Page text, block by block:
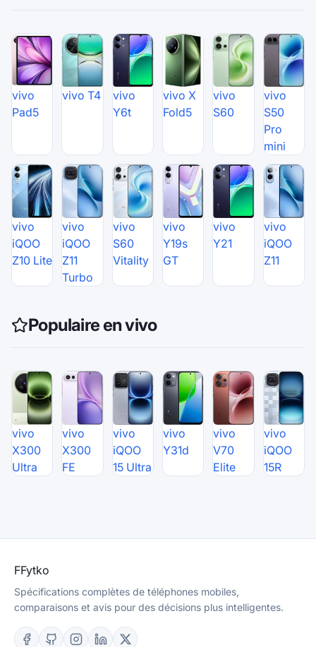
vivo
Pad5
vivo T4
vivo
Y6t
vivo X
Fold5
vivo
S60
vivo
S50
Pro
mini
vivo
iQOO
Z10 Lite
vivo
iQOO
Z11
Turbo
vivo
S60
Vitality
vivo
Y19s
GT
vivo
Y21
vivo
iQOO
Z11
Populaire en vivo
vivo
X300
Ultra
vivo
X300
FE
vivo
iQOO
15 Ultra
vivo
Y31d
vivo
V70
Elite
vivo
iQOO
15R
FFytko
Spécifications complètes de téléphones mobiles,
comparaisons et avis pour des décisions plus intelligentes.